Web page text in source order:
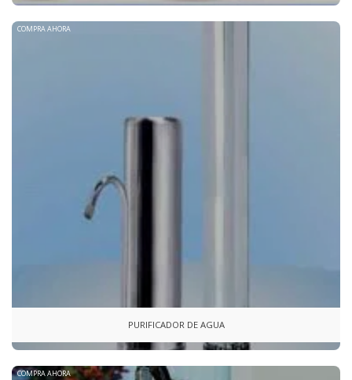
COMPRA AHORA
PURIFICADOR DE AGUA
COMPRA AHORA